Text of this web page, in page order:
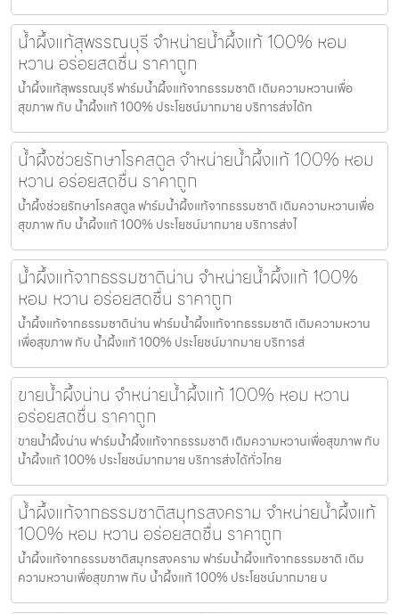
น้ำผึ้งแท้สุพรรณบุรี จำหน่ายน้ำผึ้งแท้ 100% หอม
หวาน อร่อยสดชื่น ราคาถูก
น้ำผึ้งแท้สุพรรณบุรี ฟาร์มน้ำผึ้งแท้จากธรรมชาติ เติมความหวานเพื่อ
สุขภาพ กับ น้ำผึ้งแท้ 100% ประโยชน์มากมาย บริการส่งได้ท
น้ำผึ้งช่วยรักษาโรคสตูล จำหน่ายน้ำผึ้งแท้ 100% หอม
หวาน อร่อยสดชื่น ราคาถูก
น้ำผึ้งช่วยรักษาโรคสตูล ฟาร์มน้ำผึ้งแท้จากธรรมชาติ เติมความหวานเพื่อ
สุขภาพ กับ น้ำผึ้งแท้ 100% ประโยชน์มากมาย บริการส่งไ
น้ำผึ้งแท้จากธรรมชาติน่าน จำหน่ายน้ำผึ้งแท้ 100%
หอม หวาน อร่อยสดชื่น ราคาถูก
น้ำผึ้งแท้จากธรรมชาติน่าน ฟาร์มน้ำผึ้งแท้จากธรรมชาติ เติมความหวาน
เพื่อสุขภาพ กับ น้ำผึ้งแท้ 100% ประโยชน์มากมาย บริการส่
ขายน้ำผึ้งน่าน จำหน่ายน้ำผึ้งแท้ 100% หอม หวาน
อร่อยสดชื่น ราคาถูก
ขายน้ำผึ้งน่าน ฟาร์มน้ำผึ้งแท้จากธรรมชาติ เติมความหวานเพื่อสุขภาพ กับ
น้ำผึ้งแท้ 100% ประโยชน์มากมาย บริการส่งได้ทั่วไทย
น้ำผึ้งแท้จากธรรมชาติสมุทรสงคราม จำหน่ายน้ำผึ้งแท้
100% หอม หวาน อร่อยสดชื่น ราคาถูก
น้ำผึ้งแท้จากธรรมชาติสมุทรสงคราม ฟาร์มน้ำผึ้งแท้จากธรรมชาติ เติม
ความหวานเพื่อสุขภาพ กับ น้ำผึ้งแท้ 100% ประโยชน์มากมาย บ